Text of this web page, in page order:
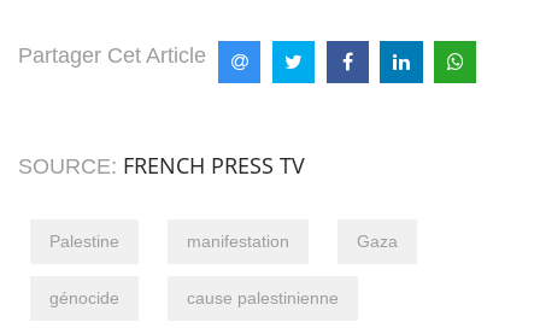
Partager Cet Article
SOURCE: FRENCH PRESS TV
Palestine manifestation Gaza
génocide cause palestinienne